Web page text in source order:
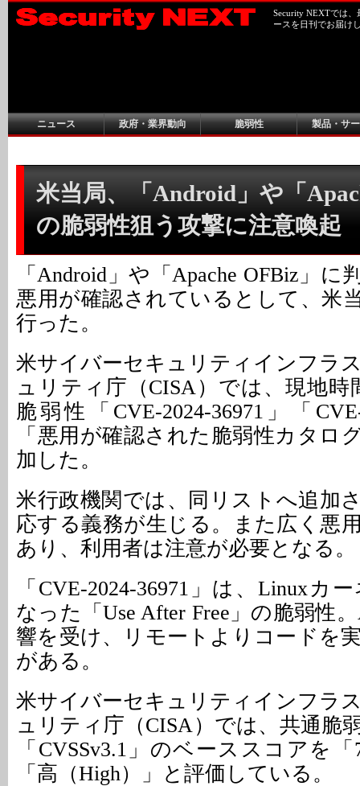
Security NEXTでは
ースを日刊でお届け
ニュース 政府・業界動向 脆弱性 製品・サ
米当局、「Android」や「
の脆弱性狙う攻撃に注意喚起
「Android」や「Apache OFBiz」に
悪用が確認されているとして、米
行った。
米サイバーセキュリティインフラ
ュリティ庁（CISA）では、現地時
脆弱性「CVE-2024-36971」「
「悪用が確認された脆弱性カタロ
加した。
米行政機関では、同リストへ追加
応する義務が生じる。また広く悪
あり、利用者は注意が必要となる。
「CVE-2024-36971」は、Linuxカ
なった「Use After Free」の脆弱性
響を受け、リモートよりコードを
がある。
米サイバーセキュリティインフラ
ュリティ庁（CISA）では、共通脆
「CVSSv3.1」のベーススコアを
「高（High）」と評価している。